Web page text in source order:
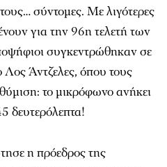
τους… σύντομες. Με λιγότερες
για την 96η τελετή των
συγκεντρώθηκαν σε
Λος Άντζελες, όπου τους
το μικρόφωνο ανήκει
δευτερόλεπτα!
η πρόεδρος της